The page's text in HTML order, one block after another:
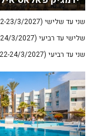
שני עד שלישי (22-23/3/2027)
שלישי עד רביעי (23-24/3/2027)
שני עד רביעי (22-24/3/2027)